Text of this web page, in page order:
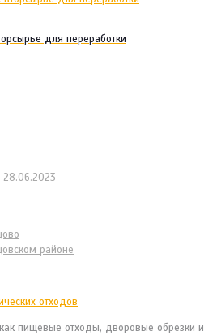
для переработки
28.06.2023
районе
пищевые отходы, дворовые обрезки и